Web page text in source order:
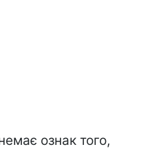
ознак того,